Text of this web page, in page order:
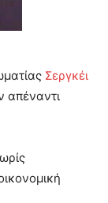
Σεργκέι
απέναντι